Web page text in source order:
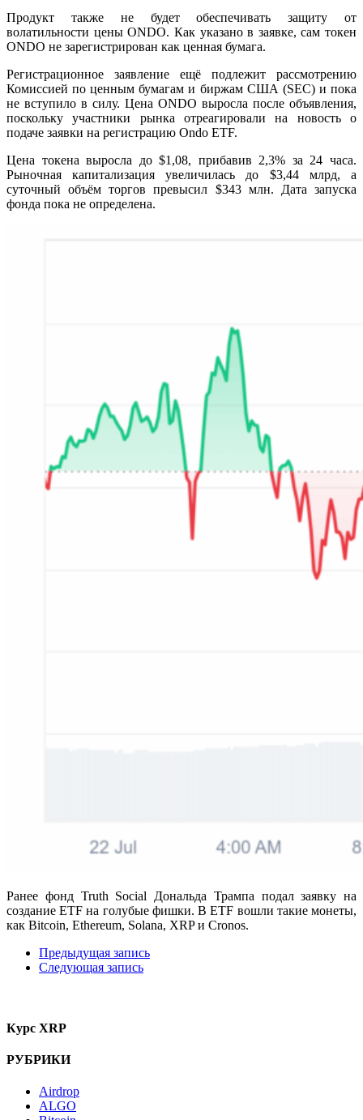
Продукт также не будет обеспечивать защиту от
волатильности цены ONDO. Как указано в заявке, сам токен
ONDO не зарегистрирован как ценная бумага.
Регистрационное заявление ещё подлежит рассмотрению
Комиссией по ценным бумагам и биржам США (SEC) и пока
не вступило в силу. Цена ONDO выросла после объявления,
поскольку участники рынка отреагировали на новость о
подаче заявки на регистрацию Ondo ETF.
Цена токена выросла до $1,08, прибавив 2,3% за 24 часа.
Рыночная капитализация увеличилась до $3,44 млрд, а
суточный объём торгов превысил $343 млн. Дата запуска
фонда пока не определена.
Ранее фонд Truth Social Дональда Трампа подал заявку на
создание ETF на голубые фишки. В ETF вошли такие монеты,
как Bitcoin, Ethereum, Solana, XRP и Cronos.
Предыдущая запись
Следующая запись
Курс XRP
РУБРИКИ
Airdrop
ALGO